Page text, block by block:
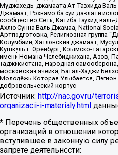
Муджахеды джамаата Ат-Тавхида
Джамаат, Рохнамо ба суи давлати
сообщество Сеть, Катиба Таухид
Ахлю Сунна Валь Джамаа, National
Артподготовка, Религиозная группа
Колумбайн, Хатлонский джамаат,
Кушкуль г. Оренбург, Крымско-
имени Номана Челебиджихана, Азов,
Таджикистана, Народная
московская ячейка, Батал-Хаджи
Молодёжь Которая Улыбается, Легион
добровольческий корпус
Источник: http://nac.gov.ru/
organizacii-i-materialy.html
* Перечень общественных
организаций в отношении
вступившее в законную силу
запрете деятельности: